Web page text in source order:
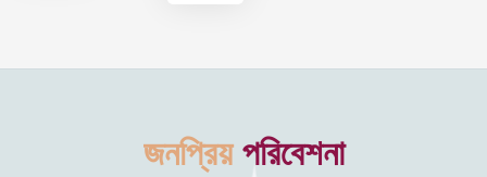
জনপ্রিয় পরিবেশনা